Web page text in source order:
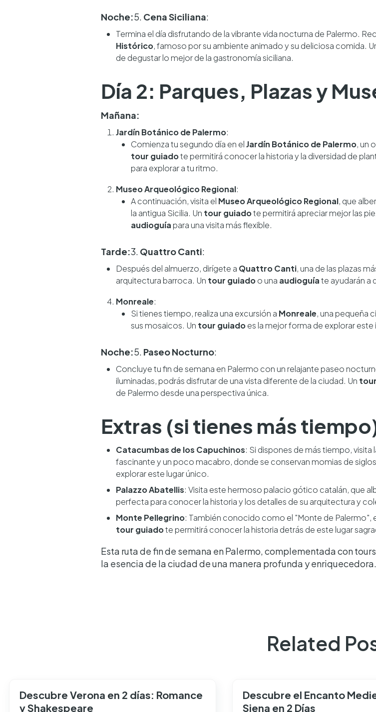
Noche:5. Cena Siciliana:
Termina el día disfrutando de la vibrante vida nocturna de Palermo.
Histórico, famoso por su ambiente animado y su deliciosa comida.
de degustar lo mejor de la gastronomía siciliana.
Día 2: Parques, Plazas y
Mañana:
Jardín Botánico de Palermo:
Comienza tu segundo día en elJardín Botánico de Palermo, un
tour guiadote permitirá conocer la historia y la diversidad de
para explorar a tu ritmo.
Museo Arqueológico Regional:
A continuación, visita el Museo Arqueológico Regional, que
la antigua Sicilia. Un tour guiadote permitirá apreciar mejor las
audioguía para una visita más flexible.
Tarde:3. Quattro Canti:
Después del almuerzo, dirígete a Quattro Canti, una de las plazas
arquitectura barroca. Un tour guiadoo una audioguíate ayudarán a
Monreale:
Si tienes tiempo, realiza una excursión a Monreale, una pequeña
sus mosaicos. Un tour guiadoes la mejor forma de explorar
Noche:5. Paseo Nocturno:
Concluye tu fin de semana en Palermo con un relajante paseo
iluminadas, podrás disfrutar de una vista diferente de la ciudad. Un
de Palermo desde una perspectiva única.
Extras (si tienes más
Catacumbas de los Capuchinos: Si dispones de más tiempo, visita
fascinante y un poco macabro, donde se conservan momias de
explorar este lugar único.
Palazzo Abatellis: Visita este hermoso palacio gótico catalán, que
perfecta para conocer la historia y los detalles de su arquitectura y
Monte Pellegrino: También conocido como el "Monte de Palermo",
tour guiadote permitirá conocer la historia detrás de este lugar
Esta ruta de fin de semana en Palermo, complementada con
la esencia de la ciudad de una manera profunda y
Related
Descubre Verona en 2 días: Romance
y Shakespeare
Descubre el Encanto
Siena en 2 Días